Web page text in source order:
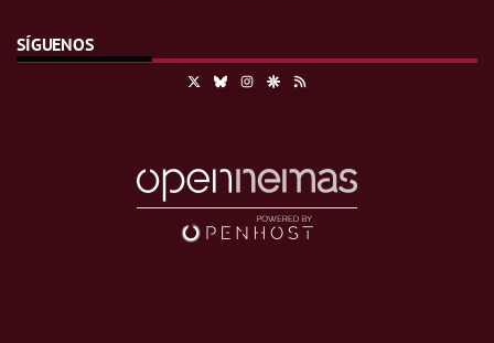
SÍGUENOS
BlueskyInstagramGoogle Discover